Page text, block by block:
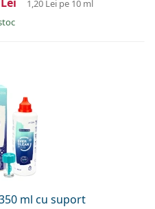
1,20 Leipe 10 ml
ml cu suport